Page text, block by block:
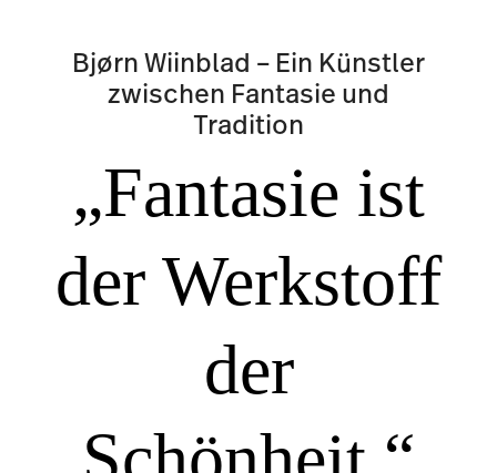
der Werkstoff
der
Schönheit.“
(Bjørn
Wiinblad)